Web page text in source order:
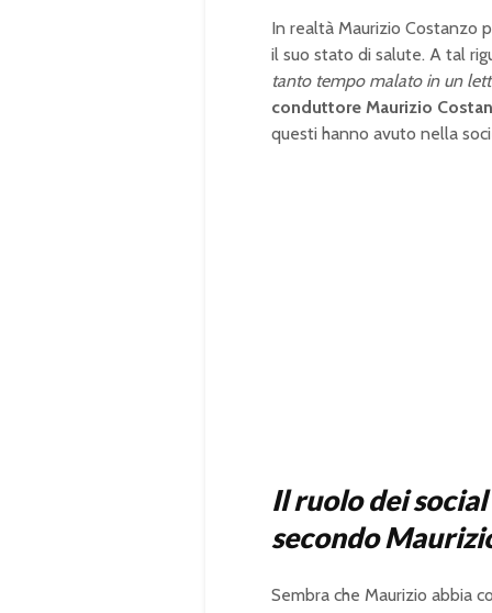
In realtà Maurizio Costanzo
il suo stato di salute. A tal
tanto tempo malato in un
conduttore Maurizio
questi hanno avuto nella
Il ruolo dei
secondo
Sembra che Maurizio abbia